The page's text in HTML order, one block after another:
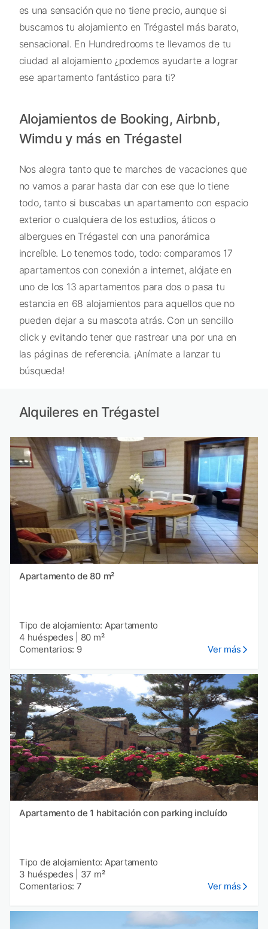
es una sensación que no tiene precio, aunque si
buscamos tu alojamiento en Trégastel más barato,
sensacional. En Hundredrooms te llevamos de tu
ciudad al alojamiento ¿podemos ayudarte a lograr
ese apartamento fantástico para ti?
Alojamientos de Booking, Airbnb,
Wimdu y más en Trégastel
Nos alegra tanto que te marches de vacaciones que
no vamos a parar hasta dar con ese que lo tiene
todo, tanto si buscabas un apartamento con espacio
exterior o cualquiera de los estudios, áticos o
albergues en Trégastel con una panorámica
increíble. Lo tenemos todo, todo: comparamos 17
apartamentos con conexión a internet, alójate en
uno de los 13 apartamentos para dos o pasa tu
estancia en 68 alojamientos para aquellos que no
pueden dejar a su mascota atrás. Con un sencillo
click y evitando tener que rastrear una por una en
las páginas de referencia. ¡Anímate a lanzar tu
búsqueda!
Alquileres en Trégastel
Apartamento de 80 m²
Tipo de alojamiento: Apartamento
4 huéspedes
80 m²
Comentarios: 9
Ver más
Apartamento de 1 habitación con parking incluído
Tipo de alojamiento: Apartamento
3 huéspedes
37 m²
Comentarios: 7
Ver más